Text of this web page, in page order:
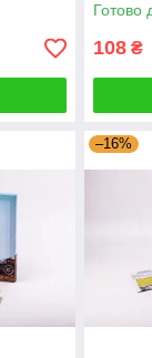
Готово
108 ₴
–16%